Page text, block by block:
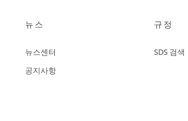
뉴스
뉴스센터
공지사항
규정
SDS 검색